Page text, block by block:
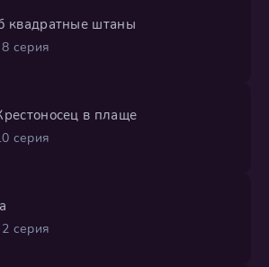
квадратные штаны
серия
в плаще
серия
серия